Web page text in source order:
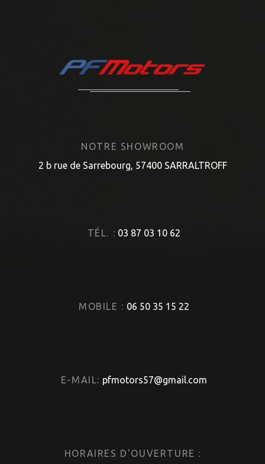
NOTRE SHOWROOM
2 b rue de Sarrebourg, 57400 SARRALTROFF
TÉL. : 03 87 03 10 62
MOBILE : 06 50 35 15 22
E-MAIL: pfmotors57@gmail.com
HORAIRES D'OUVERTURE :